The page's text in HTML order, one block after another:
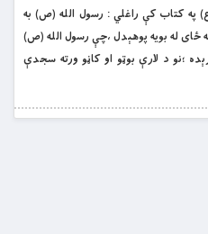
په کتاب کې راغلي : رسول الله (ص) به
له بويه پوهېدل ،چې رسول الله (ص)
؛نو د لارې بوټو او کاڼو ورته سجدې